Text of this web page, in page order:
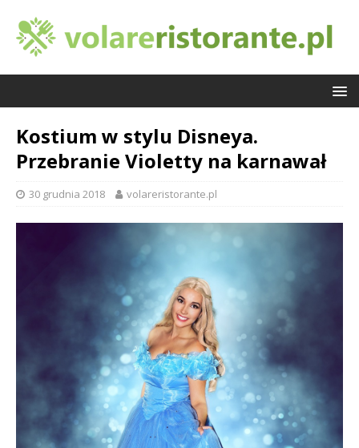
Kostium w stylu Disneya.
Przebranie Violetty na karnawał
30 grudnia 2018 volareristorante.pl